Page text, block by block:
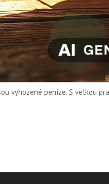
vyhozené peníze. S velkou